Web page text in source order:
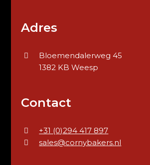
Adres
Bloemendalerweg 45
1382 KB Weesp
Contact
+31 (0)294 417 897
sales@cornybakers.nl